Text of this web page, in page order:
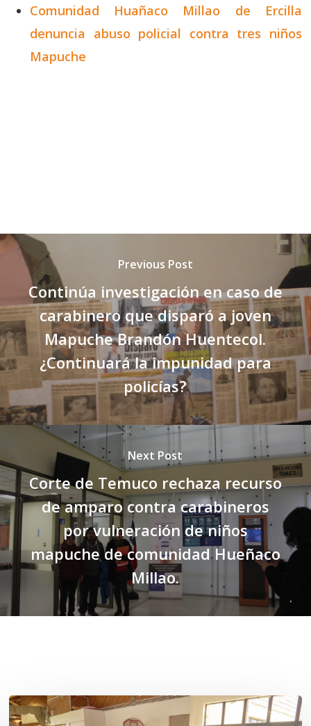
Comunidad Huañaco Millao de Ercilla
denuncia abuso policial contra tres niños
Mapuche
Previous Post
Continúa investigación en caso de
carabinero que disparó a joven
Mapuche Brandón Huentecol.
¿Continuará la impunidad para
policías?
Next Post
Corte de Temuco rechaza recurso
de amparo contra carabineros
por vulneración de niños
mapuche de comunidad Hueñaco
Millao.
Toda